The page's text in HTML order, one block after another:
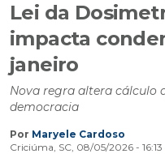
Lei da
impacta
janeiro
Nova regra altera cálculo
democracia
Por Maryele Cardoso
Criciúma, SC, 08/05/2026 - 16:13